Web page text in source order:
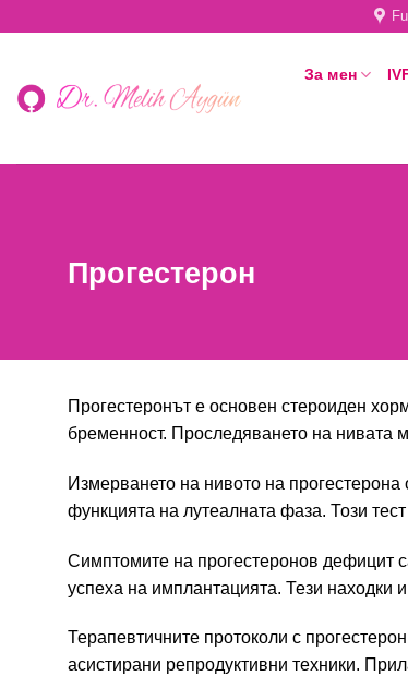
За мен
Прогестерон
Прогестеронът е основен стероиден
бременност. Проследяването на нивата
Измерването на нивото на
функцията на лутеалната фаза. Този
Симптомите на прогестеронов дефицит
успеха на имплантацията. Тези находки
Терапевтичните протоколи с
асистирани репродуктивни техники.